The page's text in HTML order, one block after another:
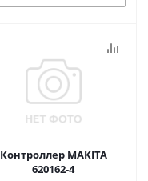
Контроллер MAKITA
620162-4